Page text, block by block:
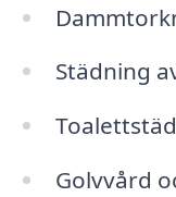
Städning
Golvvård